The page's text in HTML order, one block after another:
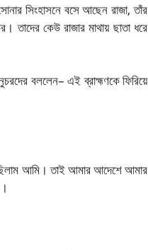
সিংহাসনে বসে আছেন রাজা, তাঁর
কেউ রাজার মাথায় ছাতা ধরে
বললেন– এই ব্রাহ্মণকে ফিরিয়ে
ছিলাম আমি। তাই আমার আদেশে আমার